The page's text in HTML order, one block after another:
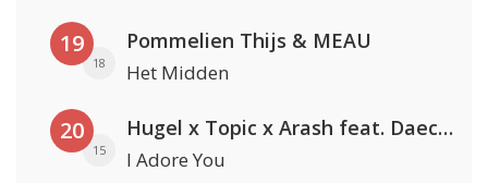
19
18
Pommelien Thijs & MEAU
Het Midden
20
15
Hugel x Topic x Arash feat. Daecolm
I Adore You